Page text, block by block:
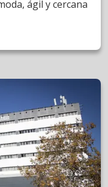
ágil y cercana